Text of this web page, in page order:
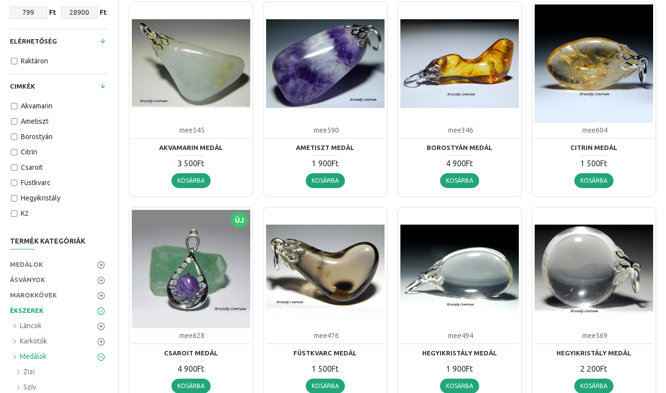
Ft Ft
CIMKÉK
Akvamarin
Ametiszt
Borostyán
Citrin
Csaroit
Füstkvarc
Hegyikristály
K2
Kvarckristály
Lepidolit
Lápisz
Malachit
Rodokrozit
Rutilkvarc
Rózsakvarc
Tigrisszem
ELÉRHETŐSÉG
Raktáron
TERMÉK KATEGÓRIÁK
MEDÁLOK
ÁSVÁNYOK
MAROKKÖVEK
ÉKSZEREK
Láncok
Karkötők
Medálok
Zizi
Szív
mee545
AKVAMARIN MEDÁL
3 500Ft
KOSÁRBA
mee590
AMETISZT MEDÁL
1 900Ft
KOSÁRBA
mee346
BOROSTYÁN MEDÁL
4 900Ft
KOSÁRBA
mee604
CITRIN MEDÁL
1 500Ft
KOSÁRBA
ÚJ
mee628
CSAROIT MEDÁL
4 900Ft
KOSÁRBA
mee476
FÜSTKVARC MEDÁL
1 500Ft
KOSÁRBA
mee494
HEGYIKRISTÁLY MEDÁL
1 900Ft
KOSÁRBA
mee569
HEGYIKRISTÁLY MEDÁL
2 200Ft
KOSÁRBA